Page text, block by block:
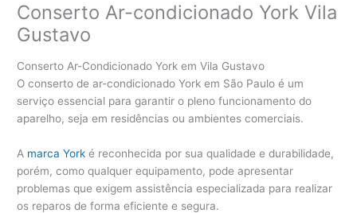
Conserto Ar-condicionado York Vila
Gustavo
Conserto Ar-Condicionado York em Vila Gustavo
O conserto de ar-condicionado York em São Paulo é um
serviço essencial para garantir o pleno funcionamento do
aparelho, seja em residências ou ambientes comerciais.
A marca York é reconhecida por sua qualidade e durabilidade,
porém, como qualquer equipamento, pode apresentar
problemas que exigem assistência especializada para realizar
os reparos de forma eficiente e segura.